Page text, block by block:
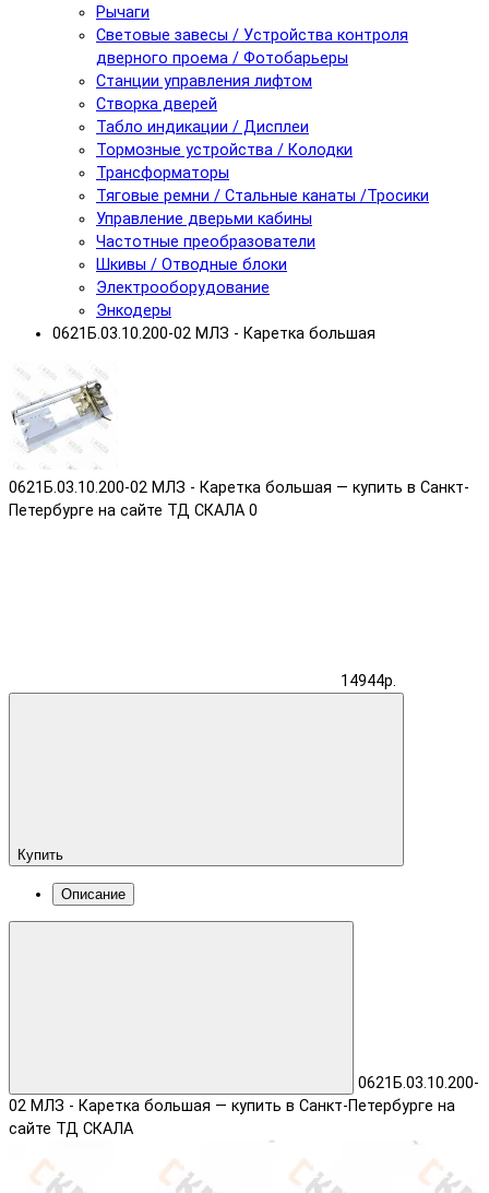
Рычаги
Световые завесы / Устройства контроля
дверного проема / Фотобарьеры
Станции управления лифтом
Створка дверей
Табло индикации / Дисплеи
Тормозные устройства / Колодки
Трансформаторы
Тяговые ремни / Стальные канаты /Тросики
Управление дверьми кабины
Частотные преобразователи
Шкивы / Отводные блоки
Электрооборудование
Энкодеры
0621Б.03.10.200-02 МЛЗ - Каретка большая
0621Б.03.10.200-02 МЛЗ - Каретка большая — купить в Санкт-
Петербурге на сайте ТД СКАЛА 0
14944р.
Купить
Описание
0621Б.03.10.200-
02 МЛЗ - Каретка большая — купить в Санкт-Петербурге на
сайте ТД СКАЛА